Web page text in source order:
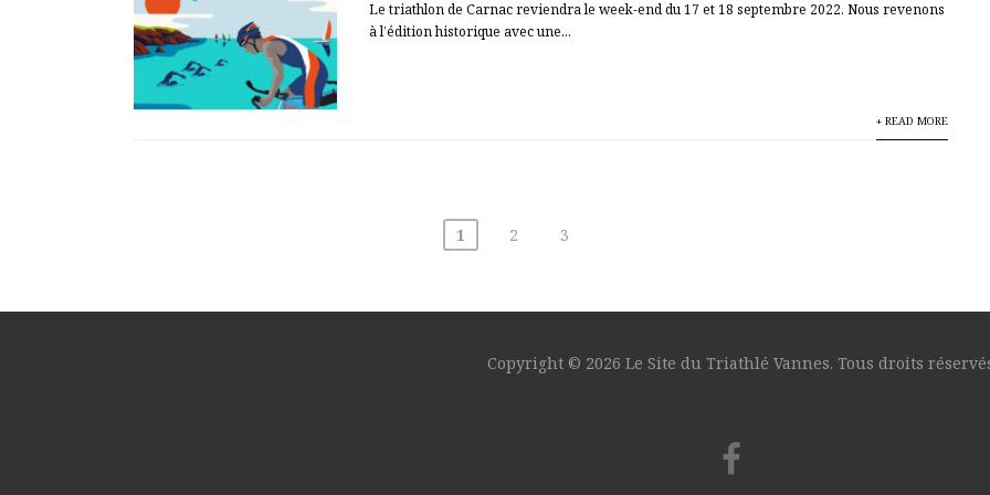
Le triathlon de Carnac reviendra le week-end du 17 et 18 septembre 2022. Nous revenons
à l’édition historique avec une...
+ READ MORE
publications
1 2 3
Copyright © 2026 Le Site du Triathlé Vannes. Tous droits